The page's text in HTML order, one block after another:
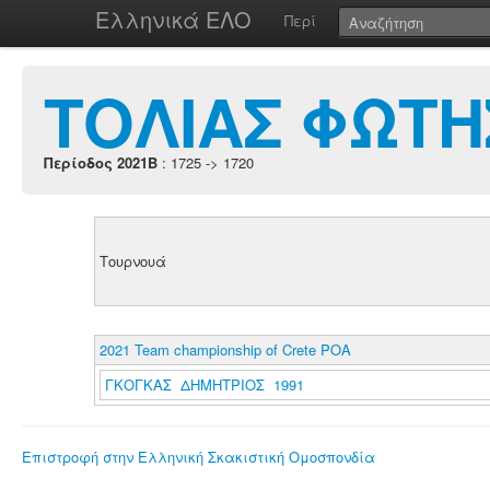
Ελληνικά ΕΛΟ Περί
ΤΟΛΙΑΣ
Περίοδος 2021B : 1725 -> 1720
Τουρνουά
2021 Team championship of Crete POA
ΓΚΟΓΚΑΣ ΔΗΜΗΤΡΙΟΣ 1991
Επιστροφή στην Ελληνική Σκακιστική Ομοσπονδία